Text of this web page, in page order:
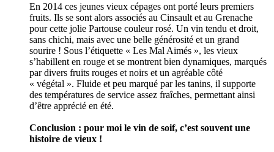
En 2014 ces jeunes vieux cépages ont porté leurs premiers
fruits. Ils se sont alors associés au Cinsault et au Grenache
pour cette jolie Partouse couleur rosé. Un vin tendu et droit,
sans chichi, mais avec une belle générosité et un grand
sourire ! Sous l’étiquette « Les Mal Aimés », les vieux
s’habillent en rouge et se montrent bien dynamiques, marqués
par divers fruits rouges et noirs et un agréable côté
« végétal ». Fluide et peu marqué par les tanins, il supporte
des températures de service assez fraîches, permettant ainsi
d’être apprécié en été.
Conclusion : pour moi le vin de soif, c’est souvent une
histoire de vieux !